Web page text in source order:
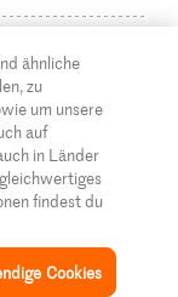
Menü
ähnliche
zu
um unsere
auf
in Länder
findest du
Cookies